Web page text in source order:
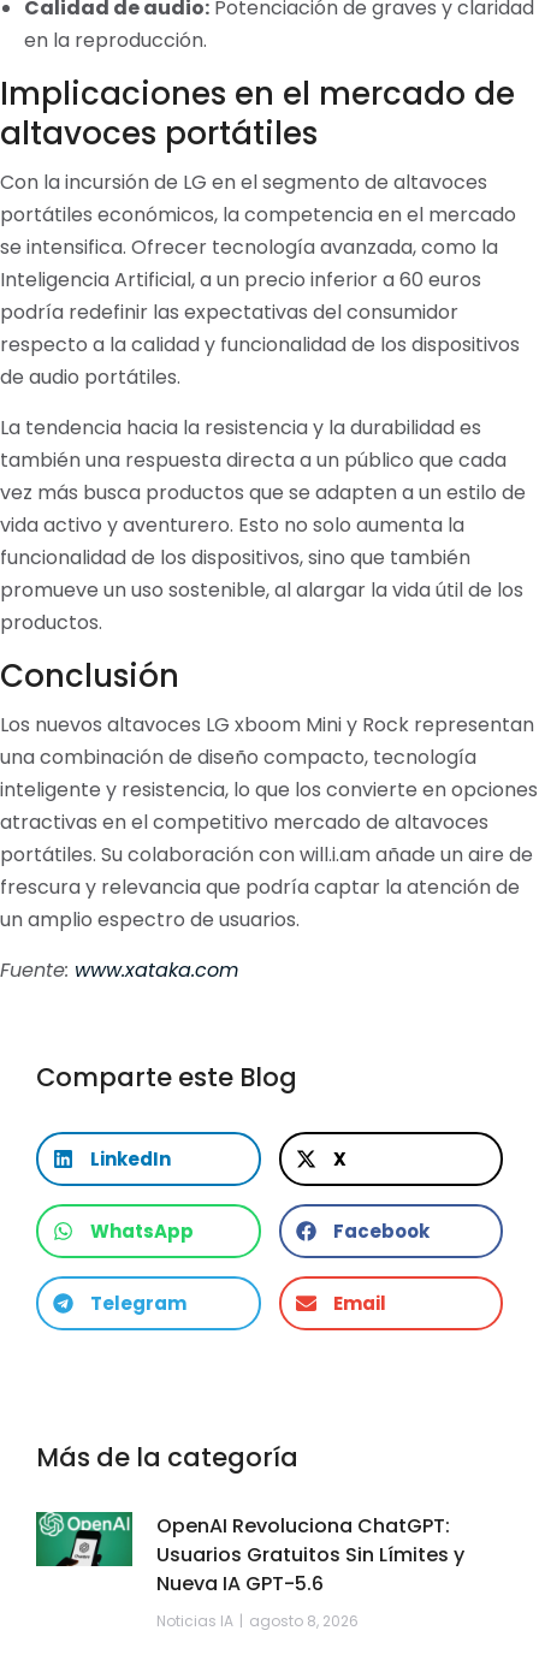
Calidad de audio: Potenciación de graves y claridad
en la reproducción.
Implicaciones en el mercado de
altavoces portátiles
Con la incursión de LG en el segmento de altavoces
portátiles económicos, la competencia en el mercado
se intensifica. Ofrecer tecnología avanzada, como la
Inteligencia Artificial, a un precio inferior a 60 euros
podría redefinir las expectativas del consumidor
respecto a la calidad y funcionalidad de los dispositivos
de audio portátiles.
La tendencia hacia la resistencia y la durabilidad es
también una respuesta directa a un público que cada
vez más busca productos que se adapten a un estilo de
vida activo y aventurero. Esto no solo aumenta la
funcionalidad de los dispositivos, sino que también
promueve un uso sostenible, al alargar la vida útil de los
productos.
Conclusión
Los nuevos altavoces LG xboom Mini y Rock representan
una combinación de diseño compacto, tecnología
inteligente y resistencia, lo que los convierte en opciones
atractivas en el competitivo mercado de altavoces
portátiles. Su colaboración con will.i.am añade un aire de
frescura y relevancia que podría captar la atención de
un amplio espectro de usuarios.
Fuente: www.xataka.com
Comparte este Blog
LinkedIn X
WhatsApp Facebook
Telegram Email
Más de la categoría
OpenAI Revoluciona ChatGPT:
Usuarios Gratuitos Sin Límites y
Nueva IA GPT-5.6
Noticias IA agosto 8, 2026